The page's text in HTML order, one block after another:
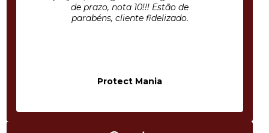
de prazo, nota 10!!! Estão de
parabéns, cliente fidelizado.
Protect Mania